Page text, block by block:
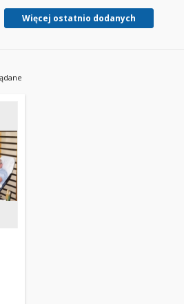
Więcej ostatnio dodanych